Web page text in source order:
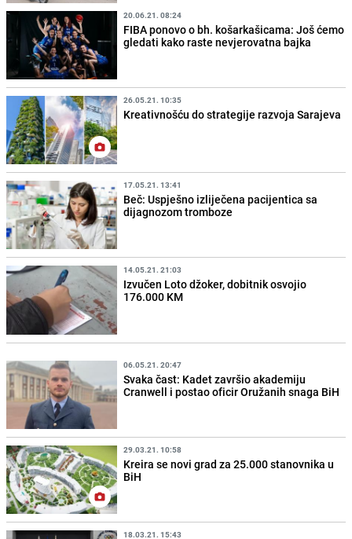
20.06.21. 08:24
FIBA ponovo o bh. košarkašicama: Još ćemo
gledati kako raste nevjerovatna bajka
26.05.21. 10:35
Kreativnošću do strategije razvoja Sarajeva
17.05.21. 13:41
Beč: Uspješno izliječena pacijentica sa
dijagnozom tromboze
14.05.21. 21:03
Izvučen Loto džoker, dobitnik osvojio
176.000 KM
06.05.21. 20:47
Svaka čast: Kadet završio akademiju
Cranwell i postao oficir Oružanih snaga BiH
29.03.21. 10:58
Kreira se novi grad za 25.000 stanovnika u
BiH
18.03.21. 15:43